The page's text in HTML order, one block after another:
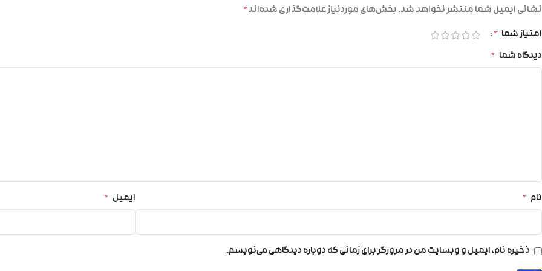
نشانی ایمیل شما منتشر نخواهد شد.بخش‌های موردنیاز علامت‌گذاری شده‌اند*
امتیاز شما *
دیدگاه شما *
نام * ایمیل *
ذخیره نام، ایمیل و وبسایت من در مرورگر برای زمانی که دوباره دیدگاهی می‌نویسم.